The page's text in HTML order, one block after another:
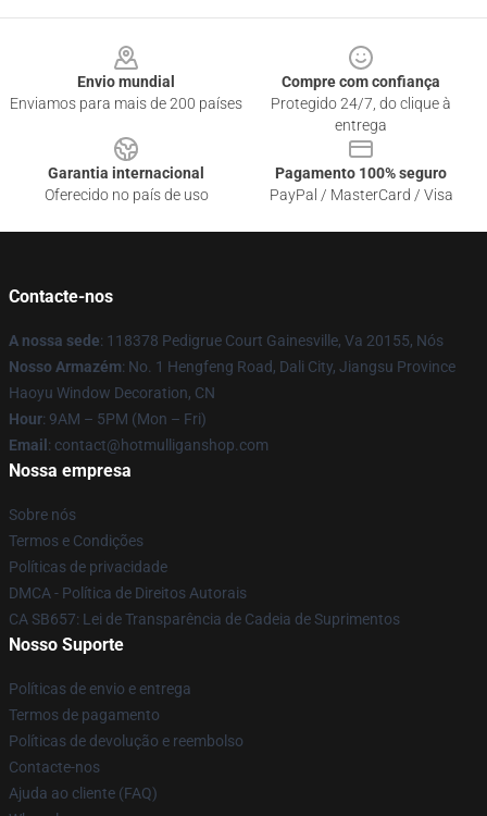
Envio mundial
Enviamos para mais de 200 países
Compre com confiança
Protegido 24/7, do clique à
entrega
Garantia internacional
Oferecido no país de uso
Pagamento 100% seguro
PayPal / MasterCard / Visa
Contacte-nos
A nossa sede: 118378 Pedigrue Court Gainesville, Va 20155, Nós
Nosso Armazém: No. 1 Hengfeng Road, Dali City, Jiangsu Province
Haoyu Window Decoration, CN
Hour: 9AM – 5PM (Mon – Fri)
Email : contact@hotmulliganshop.com
Nossa empresa
Sobre nós
Termos e Condições
Políticas de privacidade
DMCA - Política de Direitos Autorais
CA SB657: Lei de Transparência de Cadeia de Suprimentos
Nosso Suporte
Políticas de envio e entrega
Termos de pagamento
Políticas de devolução e reembolso
Contacte-nos
Ajuda ao cliente (FAQ)